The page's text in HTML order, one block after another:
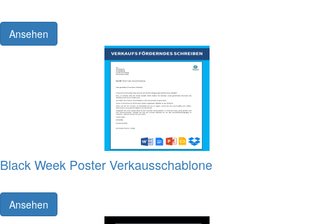
Ansehen
Black Week Poster Verkausschablone
Ansehen